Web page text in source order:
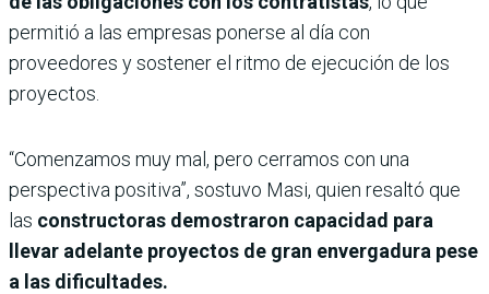
permitió a las empresas ponerse al día con
proveedores y sostener el ritmo de ejecución de los
proyectos.
“Comenzamos muy mal, pero cerramos con una
perspectiva positiva”, sostuvo Masi, quien resaltó que
las constructoras demostraron capacidad para
llevar adelante proyectos de gran envergadura pese
a las dificultades.